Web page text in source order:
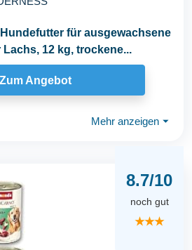
für ausgewachsene
Lachs, 12 kg, trockene...
Zum Angebot
Mehr anzeigen ⏷
8.7/10
noch gut
★★★